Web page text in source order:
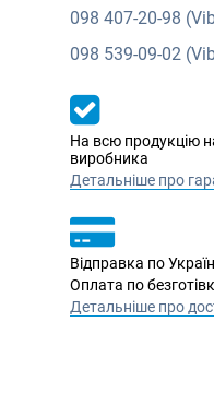
098 407-20-98
098 539-09-02
На всю продукцію
виробника
Детальніше про
Відправка по
Оплата по
Детальніше про